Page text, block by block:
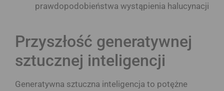
prawdopodobieństwa wystąpienia halucynacji
Przyszłość generatywnej
sztucznej inteligencji
Generatywna sztuczna inteligencja to potężne